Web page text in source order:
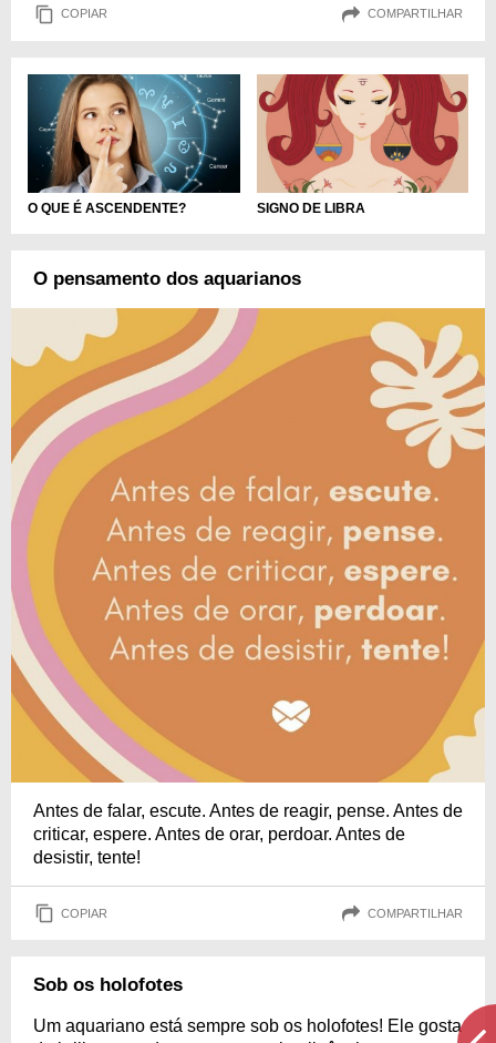
COPIAR COMPARTILHAR
O QUE É ASCENDENTE? SIGNO DE LIBRA
O pensamento dos aquarianos
Antes de falar, escute. Antes de reagir, pense. Antes de
criticar, espere. Antes de orar, perdoar. Antes de
desistir, tente!
COPIAR COMPARTILHAR
Sob os holofotes
Um aquariano está sempre sob os holofotes! Ele gosta